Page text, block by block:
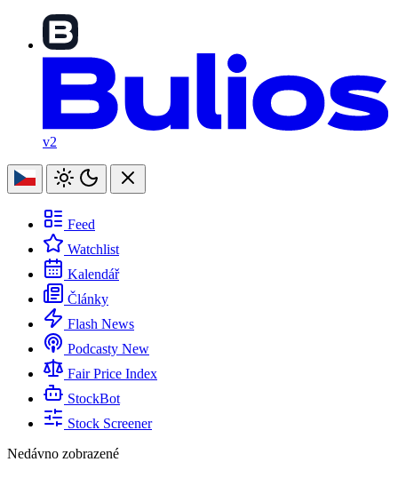
v2
Feed
Watchlist
Kalendář
Články
Flash News
Podcasty New
Fair Price Index
StockBot
Stock Screener
Nedávno zobrazené